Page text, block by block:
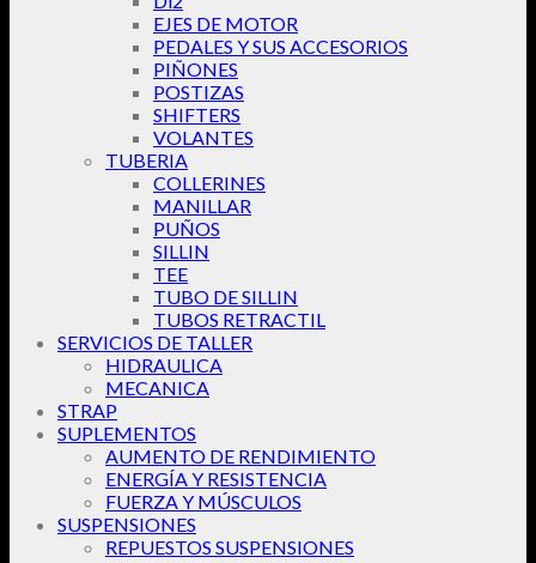
EJES DE MOTOR
PEDALES Y SUS ACCESORIOS
PIÑONES
POSTIZAS
SHIFTERS
VOLANTES
TUBERIA
COLLERINES
MANILLAR
PUÑOS
SILLIN
TEE
TUBO DE SILLIN
TUBOS RETRACTIL
SERVICIOS DE TALLER
HIDRAULICA
MECANICA
STRAP
SUPLEMENTOS
AUMENTO DE RENDIMIENTO
ENERGÍA Y RESISTENCIA
FUERZA Y MÚSCULOS
SUSPENSIONES
REPUESTOS SUSPENSIONES